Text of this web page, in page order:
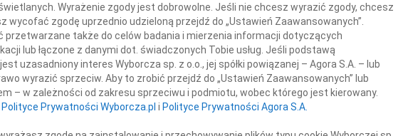
przeżywszy 86 lat
Babcia i Teściowa
INNE NEKROLOGI
Marek Pliszkiewicz 07.08.2026
Z głębokim smutkiem zawiadamiamy, że
Tadeusz Kotłowski 07.08.2026
Z wielkim smutkiem zawiadamiamy, że
Eugeniusz Butruk
07.08.2026
Żegnamy z poczuciem nieodżałowanej
Andrzej Morozowski
cała
Dnia 4 sierpnia 2026 roku zmarł Andrzej...
Wyrażenie zgody jest dobrowolne. Jeśli nie chcesz wyrazić zgody, chcesz
wycofać zgodę uprzednio udzieloną przejdź do „Ustawień Zaawansowanych”.
przetwarzane także do celów badania i mierzenia informacji dotyczących
lub łączone z danymi dot. świadczonych Tobie usług. Jeśli podstawą
uzasadniony interes Wyborcza sp. z o.o., jej spółki powiązanej – Agora S.A. – lub
wyrazić sprzeciw. Aby to zrobić przejdź do „Ustawień Zaawansowanych” lub
– w zależności od zakresu sprzeciwu i podmiotu, wobec którego jest kierowany.
Polityce Prywatności Wyborcza.pl i Polityce Prywatności Agora S.A.